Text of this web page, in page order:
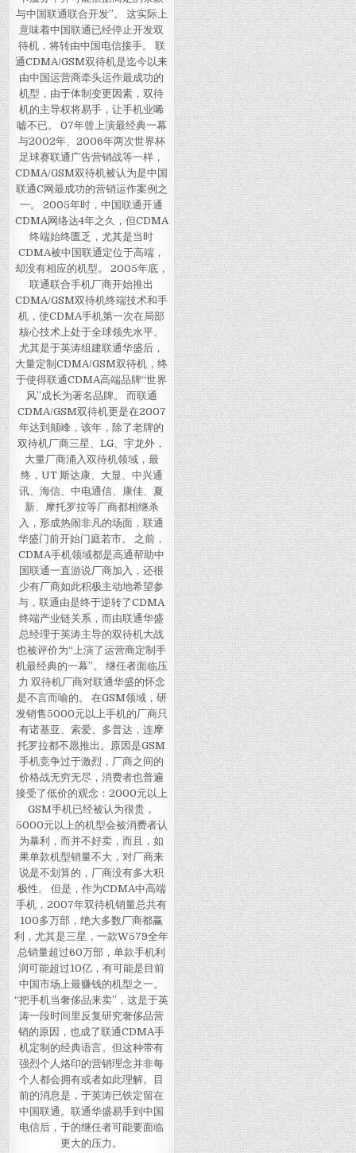
与中国联通联合开发”。 这实际上
意味着中国联通已经停止开发双
待机，将转由中国电信接手。 联
通CDMA/GSM双待机是迄今以来
由中国运营商牵头运作最成功的
机型，由于体制变更因素，双待
机的主导权将易手，让手机业唏
嘘不已。 07年曾上演最经典一幕
与2002年、2006年两次世界杯
足球赛联通广告营销战等一样，
CDMA/GSM双待机被认为是中国
联通C网最成功的营销运作案例之
一。 2005年时，中国联通开通
CDMA网络达4年之久，但CDMA
终端始终匮乏，尤其是当时
CDMA被中国联通定位于高端，
却没有相应的机型。 2005年底，
联通联合手机厂商开始推出
CDMA/GSM双待机终端技术和手
机，使CDMA手机第一次在局部
核心技术上处于全球领先水平。
尤其是于英涛组建联通华盛后，
大量定制CDMA/GSM双待机，终
于使得联通CDMA高端品牌“世界
风”成长为著名品牌。 而联通
CDMA/GSM双待机更是在2007
年达到颠峰，该年，除了老牌的
双待机厂商三星、LG、宇龙外，
大量厂商涌入双待机领域，最
终，UT 斯达康、大显、中兴通
讯、海信、中电通信、康佳、夏
新、摩托罗拉等厂商都相继杀
入，形成热闹非凡的场面，联通
华盛门前开始门庭若市。 之前，
CDMA手机领域都是高通帮助中
国联通一直游说厂商加入，还很
少有厂商如此积极主动地希望参
与，联通由是终于逆转了CDMA
终端产业链关系，而由联通华盛
总经理于英涛主导的双待机大战
也被评价为“上演了运营商定制手
机最经典的一幕”。 继任者面临压
力 双待机厂商对联通华盛的怀念
是不言而喻的。 在GSM领域，研
发销售5000元以上手机的厂商只
有诺基亚、索爱、多普达，连摩
托罗拉都不愿推出。原因是GSM
手机竞争过于激烈，厂商之间的
价格战无穷无尽，消费者也普遍
接受了低价的观念：2000元以上
GSM手机已经被认为很贵，
5000元以上的机型会被消费者认
为暴利，而并不好卖，而且，如
果单款机型销量不大，对厂商来
说是不划算的，厂商没有多大积
极性。 但是，作为CDMA中高端
手机，2007年双待机销量总共有
100多万部，绝大多数厂商都赢
利，尤其是三星，一款W579全年
总销量超过60万部，单款手机利
润可能超过10亿，有可能是目前
中国市场上最赚钱的机型之一。
“把手机当奢侈品来卖”，这是于英
涛一段时间里反复研究奢侈品营
销的原因，也成了联通CDMA手
机定制的经典语言。但这种带有
强烈个人烙印的营销理念并非每
个人都会拥有或者如此理解。目
前的消息是，于英涛已铁定留在
中国联通。联通华盛易手到中国
电信后，于的继任者可能要面临
更大的压力。